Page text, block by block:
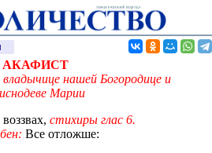
АКАФИСТ
владычице нашей Богородице и
Марии
стихиры глас 6.
Все отложше:
Богородице
Для католиков
обряда. По
Рим, 1950.